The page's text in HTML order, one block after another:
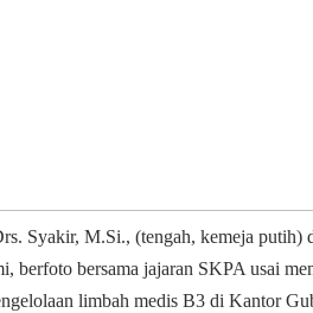
Syakir, M.Si., (tengah, kemeja putih)
berfoto bersama jajaran SKPA usai
limbah medis B3 di Kantor